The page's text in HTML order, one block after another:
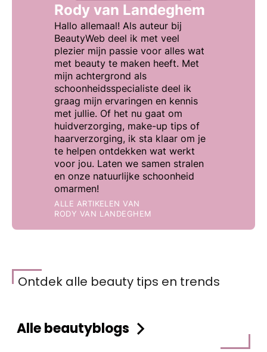
Rody van Landeghem
Hallo allemaal! Als auteur bij
BeautyWeb deel ik met veel
plezier mijn passie voor alles wat
met beauty te maken heeft. Met
mijn achtergrond als
schoonheidsspecialiste deel ik
graag mijn ervaringen en kennis
met jullie. Of het nu gaat om
huidverzorging, make-up tips of
haarverzorging, ik sta klaar om je
te helpen ontdekken wat werkt
voor jou. Laten we samen stralen
en onze natuurlijke schoonheid
omarmen!
ALLE ARTIKELEN VAN
RODY VAN LANDEGHEM
Ontdek alle beauty tips en trends
Alle beautyblogs